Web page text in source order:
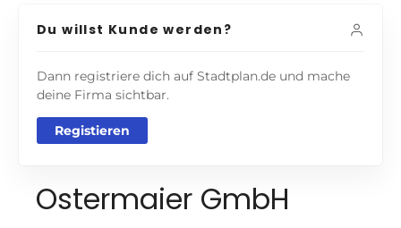
Du willst Kunde werden?
Dann registriere dich auf Stadtplan.de und mache
deine Firma sichtbar.
Registieren
Ostermaier GmbH